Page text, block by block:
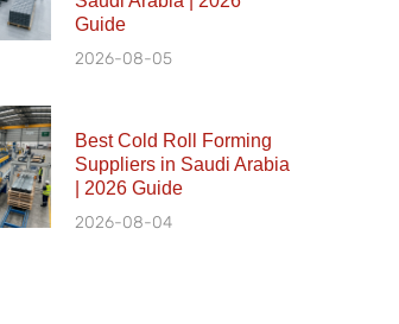
Guide
2026-08-05
Best Cold Roll Forming
Suppliers in Saudi Arabia
| 2026 Guide
2026-08-04